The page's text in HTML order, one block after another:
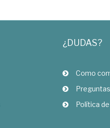
¿DUDAS?
Como
Política